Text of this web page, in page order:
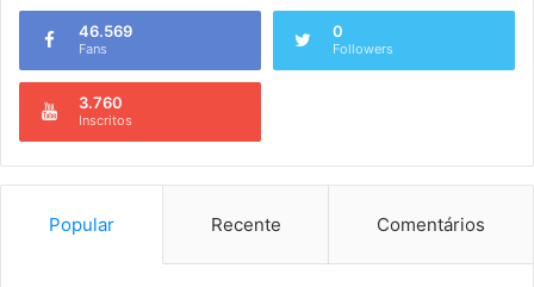
46.569
Fans
0
Followers
3.760
Inscritos
Popular Recente Comentários